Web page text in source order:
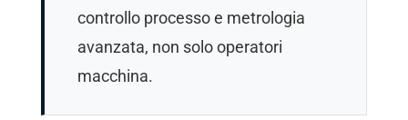
controllo processo e metrologia
avanzata, non solo operatori
macchina.